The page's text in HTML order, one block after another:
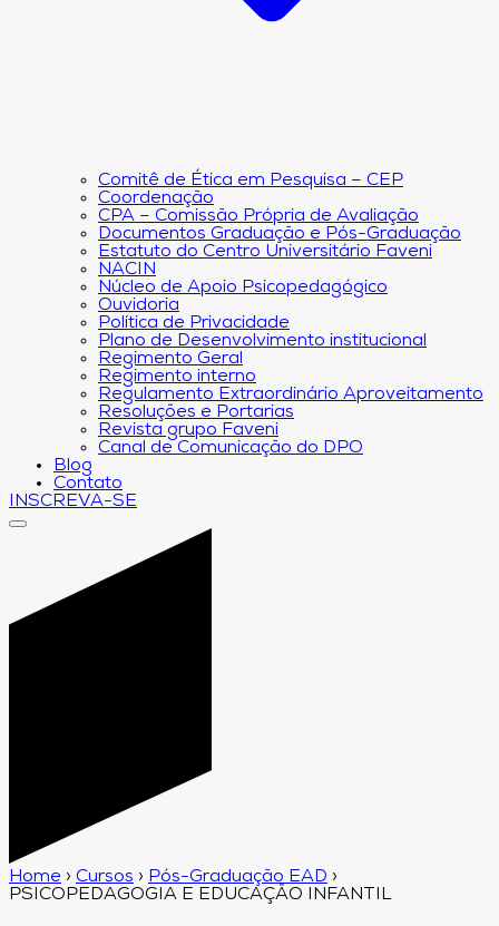
Comitê de Ética em Pesquisa – CEP
Coordenação
CPA – Comissão Própria de Avaliação
Documentos Graduação e Pós-Graduação
Estatuto do Centro Universitário Faveni
NACIN
Núcleo de Apoio Psicopedagógico
Ouvidoria
Política de Privacidade
Plano de Desenvolvimento institucional
Regimento Geral
Regimento interno
Regulamento Extraordinário Aproveitamento
Resoluções e Portarias
Revista grupo Faveni
Canal de Comunicação do DPO
Blog
Contato
INSCREVA-SE
Home › Cursos › Pós-Graduação EAD ›
PSICOPEDAGOGIA E EDUCAÇÃO INFANTIL